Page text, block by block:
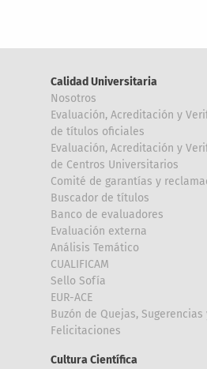
Calidad Universitaria
Nosotros
Evaluación, Acreditación y
de títulos oficiales
Evaluación, Acreditación y
de Centros Universitarios
Comité de garantías y
Buscador de títulos
Banco de evaluadores
Evaluación externa
Análisis Temático
CUALIFICAM
Sello Sofía
EUR-ACE
Buzón de Quejas, Sugerencias
Felicitaciones
Cultura Científica